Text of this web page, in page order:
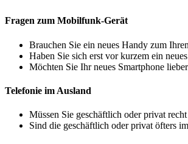
Fragen zum Mobilfunk-Gerät
Brauchen Sie ein neues Handy zum
Haben Sie sich erst vor kurzem ein
Möchten Sie Ihr neues Smartphone
Telefonie im Ausland
Müssen Sie geschäftlich oder privat
Sind die geschäftlich oder privat öfters